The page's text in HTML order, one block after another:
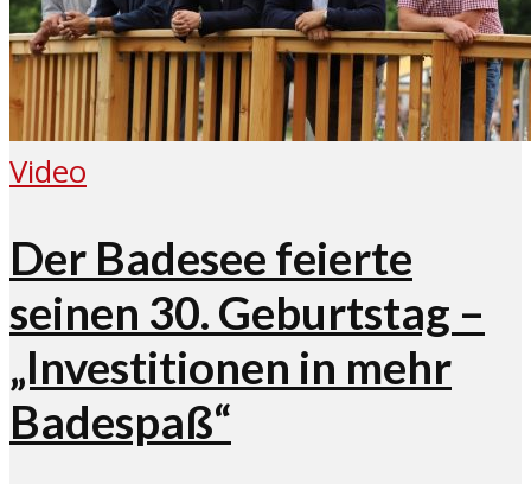
Video
Der Badesee feierte
seinen 30. Geburtstag –
„Investitionen in mehr
Badespaß“